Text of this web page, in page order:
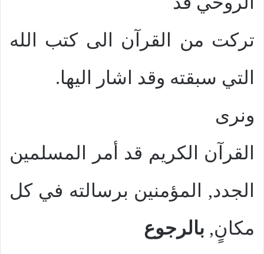
تركت من القرآن الى كتب الله
التي سبقته وقد اشار اليها.
ونرى
القرآن الكريم قد أمر المسلمين
الجدد, المؤمنين برسالته في كل
مكانٍ, بالرجوع